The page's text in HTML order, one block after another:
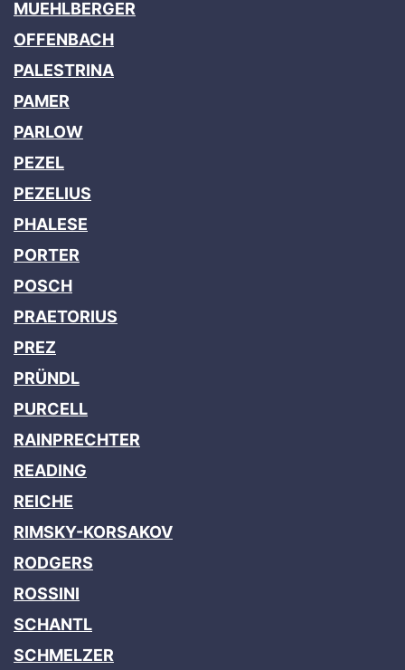
MUEHLBERGER
OFFENBACH
PALESTRINA
PAMER
PARLOW
PEZEL
PEZELIUS
PHALESE
PORTER
POSCH
PRAETORIUS
PREZ
PRÜNDL
PURCELL
RAINPRECHTER
READING
REICHE
RIMSKY-KORSAKOV
RODGERS
ROSSINI
SCHANTL
SCHMELZER